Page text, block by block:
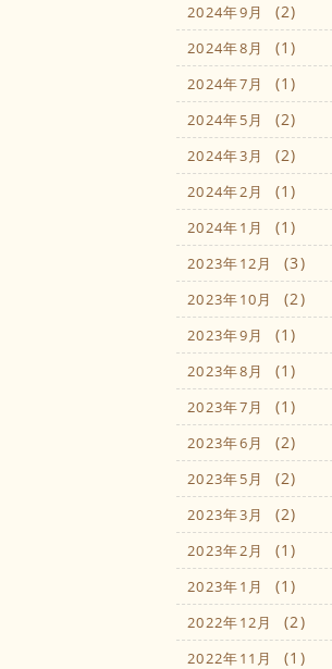
2024年9月 (2)
2024年8月 (1)
2024年7月 (1)
2024年5月 (2)
2024年3月 (2)
2024年2月 (1)
2024年1月 (1)
2023年12月 (3)
2023年10月 (2)
2023年9月 (1)
2023年8月 (1)
2023年7月 (1)
2023年6月 (2)
2023年5月 (2)
2023年3月 (2)
2023年2月 (1)
2023年1月 (1)
2022年12月 (2)
2022年11月 (1)